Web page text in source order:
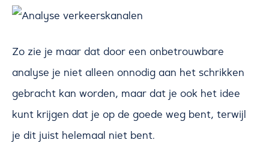
Zo zie je maar dat door een onbetrouwbare
analyse je niet alleen onnodig aan het schrikken
gebracht kan worden, maar dat je ook het idee
kunt krijgen dat je op de goede weg bent, terwijl
je dit juist helemaal niet bent.